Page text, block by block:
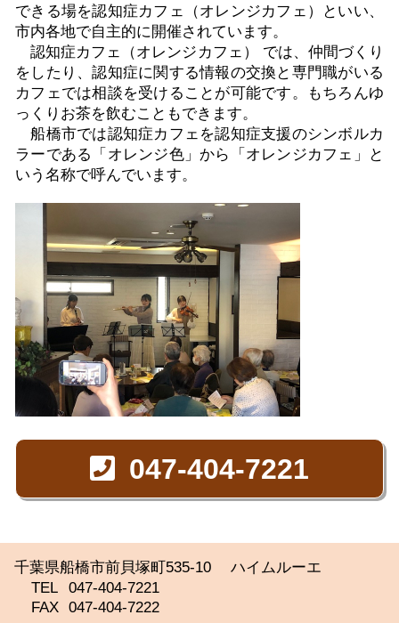
ビ
ス
内
容
利
ス
できる場を認知症カフェ（オレンジカフェ）といい、
市内各地で自主的に開催されています。
認知症カフェ（オレンジカフェ） では、仲間づくり
をしたり、認知症に関する情報の交換と専門職がいる
カフェでは相談を受けることが可能です。もちろんゆ
っくりお茶を飲むこともできます。
船橋市では認知症カフェを認知症支援のシンボルカ
ラーである「オレンジ色」から「オレンジカフェ」と
いう名称で呼んでいます。
047-404-7221
千葉県船橋市前貝塚町535-10 ハイムルーエ
TEL
047-404-7221
FAX 047-404-7222